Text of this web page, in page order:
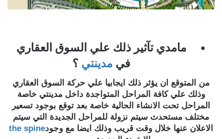
مامدي تآثير ذلك علي السوق العقاري
فيمدينتي ؟
من المتوقع ان يؤثر ذلك ايجابيا علي حركة السوق العقاري
وذلك علي كافة المراحل المتواجدة داخل مدينتي خاصة
المراحل تحت الانشاء الحالية خاصة بعد توقع بوجود تسعير
مختلف مستحدث سيتم نزولة للمراحل الجديدة التي سيتم
الاعلان عنها خلال وقت قريب وذلك ايضا مع وجودthe spine